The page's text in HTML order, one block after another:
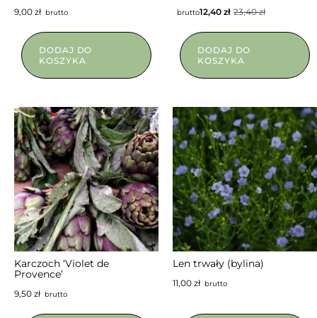
9,00 złbrutto
DODAJ DO
KOSZYKA
23,40zł
12,40 zł
brutto
DODAJ DO
KOSZYKA
Karczoch ‘Violet de
Provence’
9,50 złbrutto
Len trwały (bylina)
11,00 złbrutto